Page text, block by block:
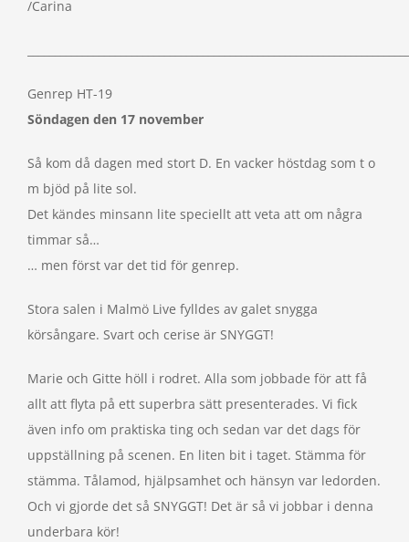
/Carina
Genrep HT-19
Söndagen den 17 november
Så kom då dagen med stort D. En vacker höstdag som t o
m bjöd på lite sol.
Det kändes minsann lite speciellt att veta att om några
timmar så…
… men först var det tid för genrep.
Stora salen i Malmö Live fylldes av galet snygga
körsångare. Svart och cerise är SNYGGT!
Marie och Gitte höll i rodret. Alla som jobbade för att få
allt att flyta på ett superbra sätt presenterades. Vi fick
även info om praktiska ting och sedan var det dags för
uppställning på scenen. En liten bit i taget. Stämma för
stämma. Tålamod, hjälpsamhet och hänsyn var ledorden.
Och vi gjorde det så SNYGGT! Det är så vi jobbar i denna
underbara kör!